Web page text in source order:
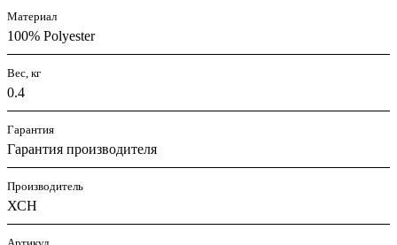
Материал
100% Polyester
Вес, кг
0.4
Гарантия
Гарантия производителя
Производитель
ХСН